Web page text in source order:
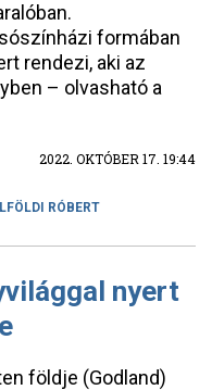
formában
rendezi, aki az
– olvasható a
2022. OKTÓBER 17. 19:44
RÓBERT
nyert
földje (Godland)